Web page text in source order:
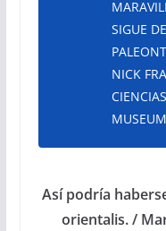
SIGUE
NICK
Así podría
orientalis. /